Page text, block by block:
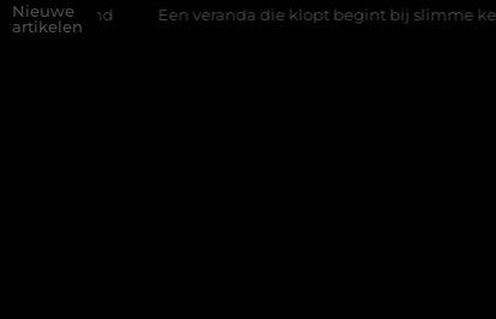
Nieuwe
artikelen
Een veranda die klopt begint bij slimme keuzes